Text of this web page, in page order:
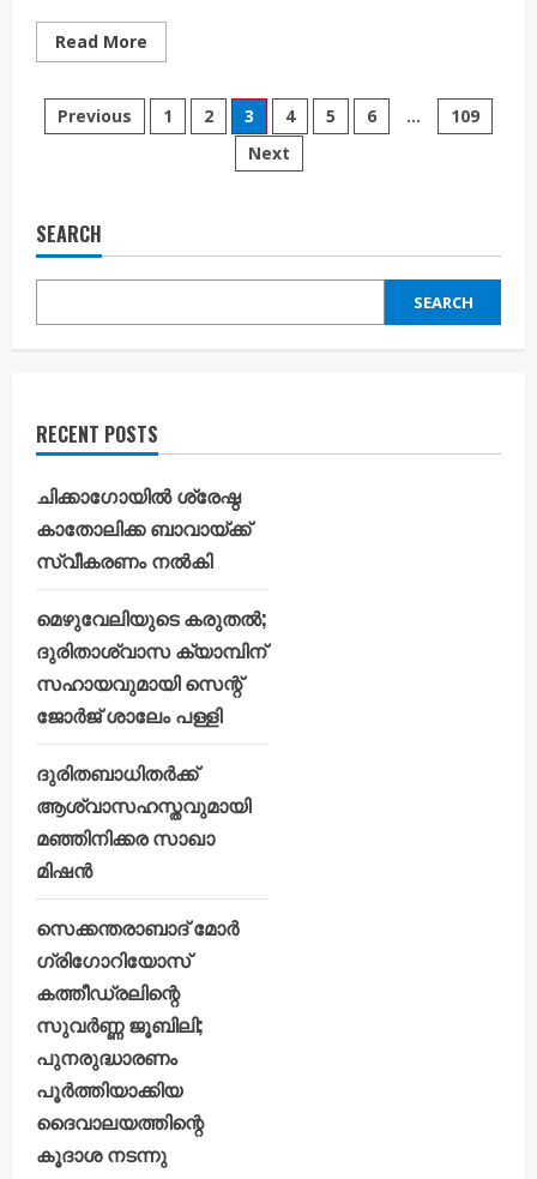
Read More
more
കാരുണ്യത്തിന്റെയും
പുതിയ
അധ്യായം;
സമർപ്പിച്ചു;
ശ്രേഷ്ഠ
നിർവഹിച്ചു
Posts
Previous 1 2 3 4 5 6 …
109
Next
SEARCH
SEARCH
RECENT POSTS
ചിക്കാഗോയിൽ ശ്രേഷ്ഠ
കാതോലിക്ക ബാവായ്ക്ക്
സ്വീകരണം നൽകി
മെഴുവേലിയുടെ കരുതൽ;
ദുരിതാശ്വാസ ക്യാമ്പിന്
സഹായവുമായി സെന്റ്
ജോർജ് ശാലേം പള്ളി
ദുരിതബാധിതർക്ക്
ആശ്വാസഹസ്തവുമായി
മഞ്ഞിനിക്കര സാഖാ
മിഷൻ
സെക്കന്തരാബാദ് മോർ
ഗ്രിഗോറിയോസ്
കത്തീഡ്രലിന്റെ
സുവർണ്ണ ജൂബിലി;
പുനരുദ്ധാരണം
പൂർത്തിയാക്കിയ
ദൈവാലയത്തിന്റെ
കൂദാശ നടന്നു